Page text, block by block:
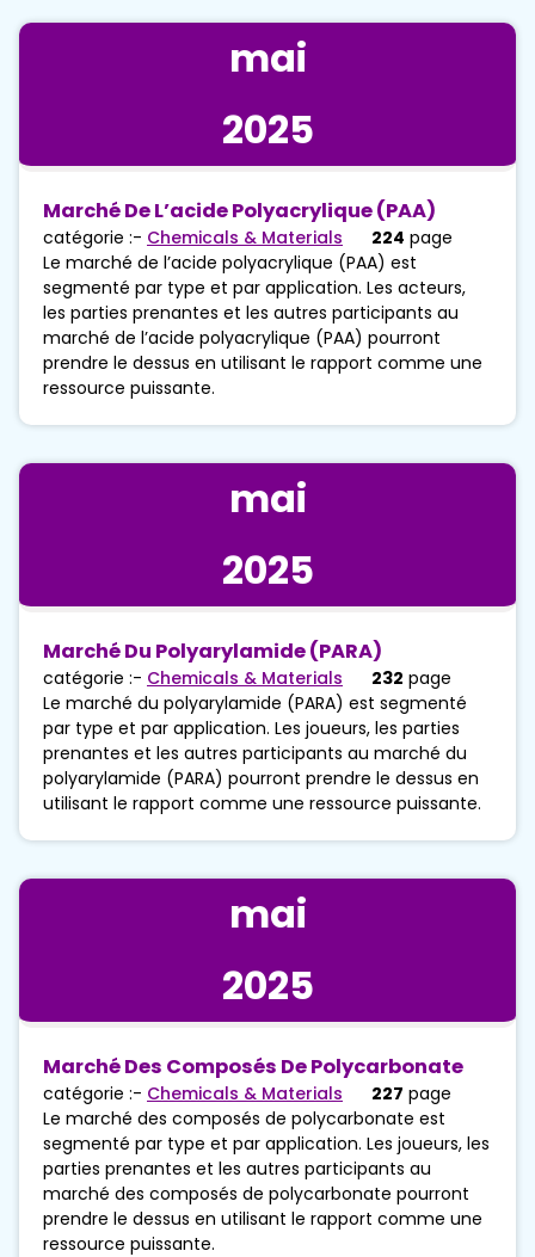
mai
2025
Marché De L’acide Polyacrylique (PAA)
catégorie :- Chemicals & Materials 224 page
Le marché de l’acide polyacrylique (PAA) est
segmenté par type et par application. Les acteurs,
les parties prenantes et les autres participants au
marché de l’acide polyacrylique (PAA) pourront
prendre le dessus en utilisant le rapport comme une
ressource puissante.
mai
2025
Marché Du Polyarylamide (PARA)
catégorie :- Chemicals & Materials 232 page
Le marché du polyarylamide (PARA) est segmenté
par type et par application. Les joueurs, les parties
prenantes et les autres participants au marché du
polyarylamide (PARA) pourront prendre le dessus en
utilisant le rapport comme une ressource puissante.
mai
2025
Marché Des Composés De Polycarbonate
catégorie :- Chemicals & Materials 227 page
Le marché des composés de polycarbonate est
segmenté par type et par application. Les joueurs, les
parties prenantes et les autres participants au
marché des composés de polycarbonate pourront
prendre le dessus en utilisant le rapport comme une
ressource puissante.